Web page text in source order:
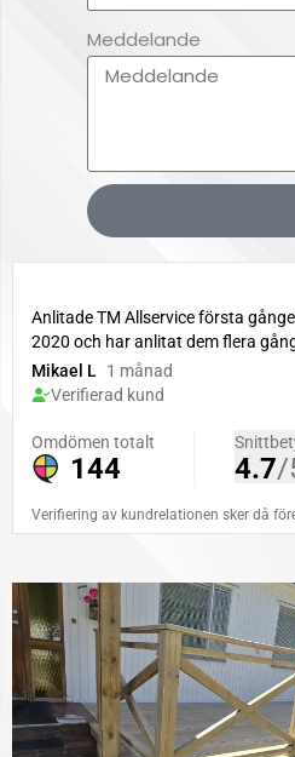
Meddelande